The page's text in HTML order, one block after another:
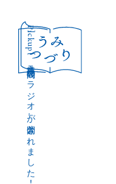
［Pickup］
音声作品『波間のラジオ』が公開されました！